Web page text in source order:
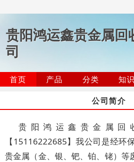
贵阳鸿运鑫贵金属回
司
首页 产品 分类 知识
公司简介
贵阳鸿运鑫贵金属回
【15116222685】我公司是经环
贵金属（金、银、钯、铂、铑）等